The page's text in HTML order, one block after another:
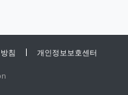
침 개인정보보호센터